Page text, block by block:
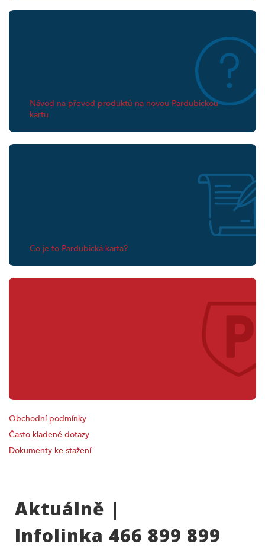
Návod na převod produktů na novou Pardubickou
kartu
Co je to Pardubická karta?
Obchodní podmínky
Často kladené dotazy
Dokumenty ke stažení
Aktuálně |
Infolinka 466 899 899